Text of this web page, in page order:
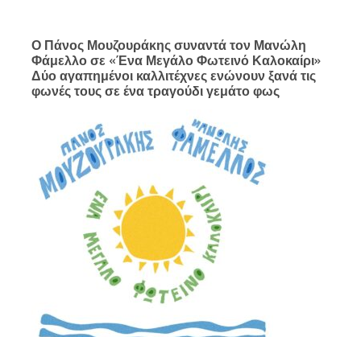
Ο Πάνος Μουζουράκης συναντά τον Μανώλη
Φάμελλο σε «Ένα Μεγάλο Φωτεινό Καλοκαίρι»
Δύο αγαπημένοι καλλιτέχνες ενώνουν ξανά τις
φωνές τους σε ένα τραγούδι γεμάτο φως